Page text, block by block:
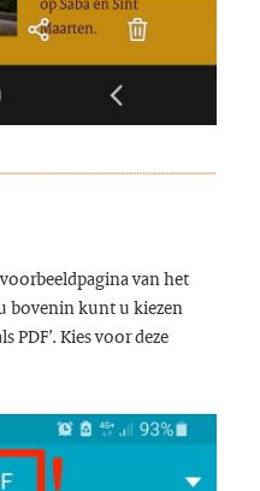
van het
bovenin kunt u kiezen
PDF’. Kies voor deze